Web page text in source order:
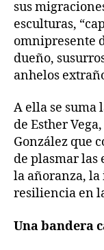
sus
esculturas,
omnipresente
dueño,
anhelos
A ella se suma
de Esther
González que
de plasmar las
la añoranza,
resiliencia en
Una bandera